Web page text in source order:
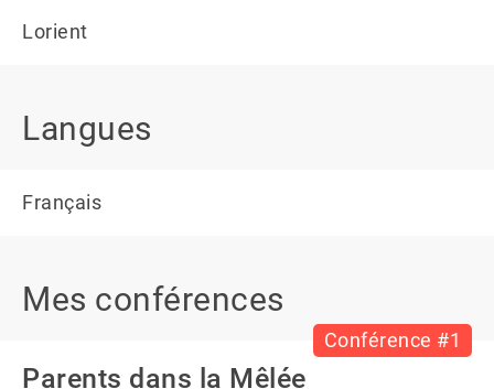
Lorient
Langues
Français
Mes conférences
Conférence #1
Parents dans la Mêlée